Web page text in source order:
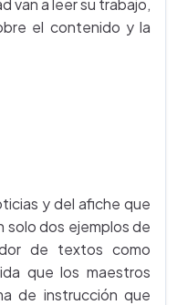
van a leer su trabajo,
el contenido y la
y del afiche que
solo dos ejemplos de
de textos como
que los maestros
de instrucción que